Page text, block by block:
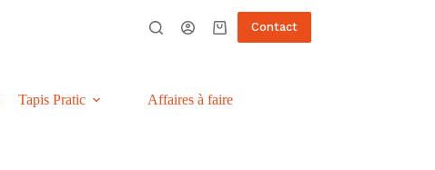
Panier
Contact
Tapis Pratic Affaires à faire